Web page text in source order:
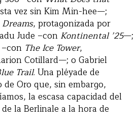
vez sin Kim Min-hee—;
Dreams, protagonizada por
Jude –con Kontinental ’25—;
The Ice Tower,
Cotillard—; o Gabriel
Trail. Una pléyade de
Oro que, sin embargo,
la escasa capacidad del
la Berlinale a la hora de